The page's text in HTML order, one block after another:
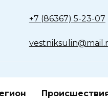
+7 (86367) 5-23-07